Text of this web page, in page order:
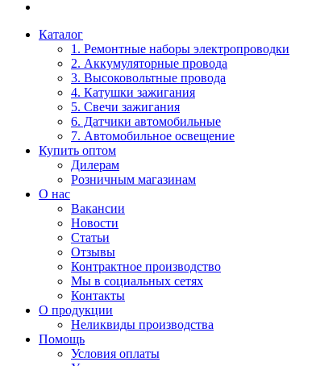
Каталог
1. Ремонтные наборы электропроводки
2. Аккумуляторные провода
3. Высоковольтные провода
4. Катушки зажигания
5. Свечи зажигания
6. Датчики автомобильные
7. Автомобильное освещение
Купить оптом
Дилерам
Розничным магазинам
О нас
Вакансии
Новости
Статьи
Отзывы
Контрактное производство
Мы в социальных сетях
Контакты
О продукции
Неликвиды производства
Помощь
Условия оплаты